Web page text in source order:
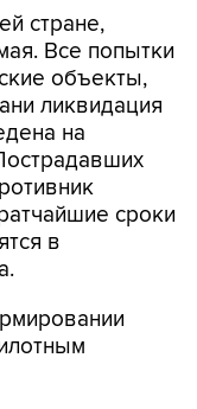
стране,
Все попытки
объекты,
ликвидация
на
сроки
в